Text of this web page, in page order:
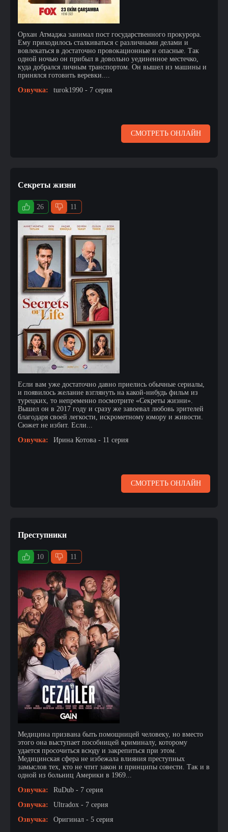
Орхан Атмаджа занимал пост государственного прокурора.
Ему приходилось сталкиваться с различными делами и
вовлекаться в достаточно провокационные и опасные. Так
одной ночью он прибыл в довольно уединенное местечко,
куда добрался личным транспортом. Он вышел из машины и
принялся готовить веревки....
Озвучка:
turok1990 - 7 серия
СМОТРЕТЬ ОНЛАЙН
Секреты жизни
26 11
Если вам уже достаточно давно приелись обычные сериалы,
и появилось желание взглянуть на какой-нибудь фильм из
турецких, то непременно посмотрите «Секреты жизни».
Вышел он в 2017 году и сразу же завоевал любовь зрителей
благодаря своей легкости, искрометному юмору и живости.
Сюжет не избит. Если...
Озвучка:
Ирина Котова - 11 серия
СМОТРЕТЬ ОНЛАЙН
Преступники
10 11
Медицина призвана быть помощницей человеку, но вместо
этого она выступает пособницей криминалу, которому
удается просочиться всюду и закрепиться при этом.
Медицинская сфера не избежала влияния преступных
замыслов тех, кто не чтит закон и принципы совести. Так и в
одной из больниц Америки в 1969...
Озвучка:
RuDub - 7 серия
Озвучка:
Ultradox - 7 серия
Озвучка:
Оригинал - 5 серия